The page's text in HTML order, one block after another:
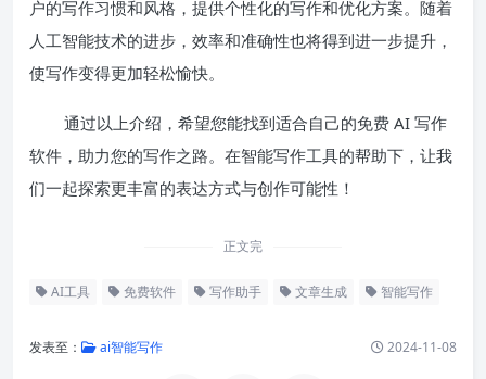
户的写作习惯和风格，提供个性化的写作和优化方案。随着
人工智能技术的进步，效率和准确性也将得到进一步提升，
使写作变得更加轻松愉快。
通过以上介绍，希望您能找到适合自己的免费 AI 写作
软件，助力您的写作之路。在智能写作工具的帮助下，让我
们一起探索更丰富的表达方式与创作可能性！
正文完
AI工具 免费软件 写作助手 文章生成 智能写作
发表至： ai智能写作 2024-11-08